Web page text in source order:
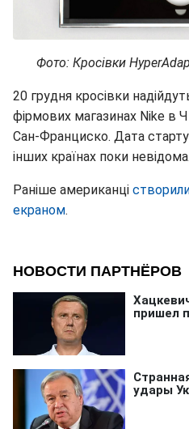
Фото: Кросівки
20 грудня кросівки
фірмових магазинах Nike в
Сан-Франциско. Дата
інших країнах поки невідома.
Раніше американці
екраном.